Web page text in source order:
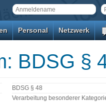
Personal Netzwerk
BDSG §
BDSG § 48
Verarbeitung besonderer